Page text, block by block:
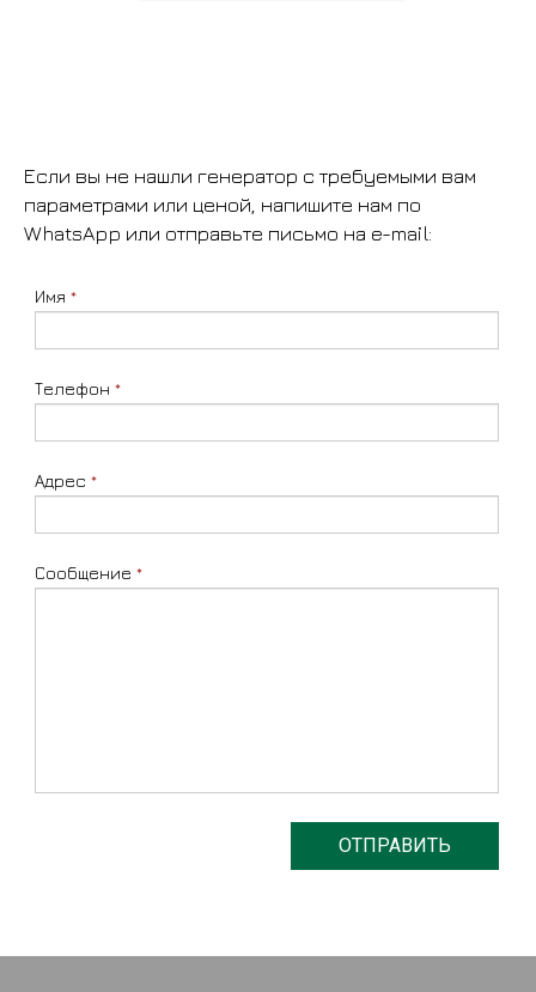
Если вы не нашли генератор с требуемыми вам
параметрами или ценой, напишите нам по
WhatsApp или отправьте письмо на e-mail:
Имя *
Телефон *
Адрес *
Сообщение *
ОТПРАВИТЬ